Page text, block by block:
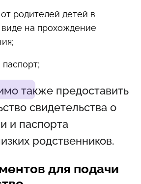
родителей детей в
на прохождение
также предоставить
свидетельства о
и паспорта
родственников.
для подачи